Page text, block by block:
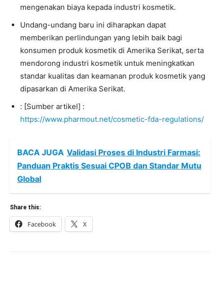
mengenakan biaya kepada industri kosmetik.
Undang-undang baru ini diharapkan dapat
memberikan perlindungan yang lebih baik bagi
konsumen produk kosmetik di Amerika Serikat, serta
mendorong industri kosmetik untuk meningkatkan
standar kualitas dan keamanan produk kosmetik yang
dipasarkan di Amerika Serikat.
: [Sumber artikel] :
https://www.pharmout.net/cosmetic-fda-regulations/
BACA JUGA Validasi Proses di Industri Farmasi:
Panduan Praktis Sesuai CPOB dan Standar Mutu
Global
Share this:
Facebook X